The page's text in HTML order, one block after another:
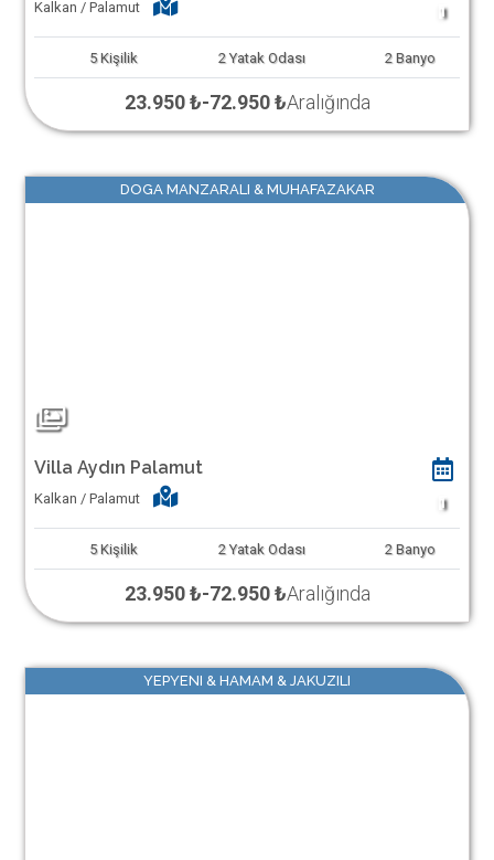
Kalkan / Palamut 1
5 Kişilik 2 Yatak Odası 2 Banyo
23.950 ₺-72.950 ₺Aralığında
DOGA MANZARALI & MUHAFAZAKAR
Villa Aydın Palamut
Kalkan / Palamut 1
5 Kişilik 2 Yatak Odası 2 Banyo
23.950 ₺-72.950 ₺Aralığında
YEPYENI & HAMAM & JAKUZILI